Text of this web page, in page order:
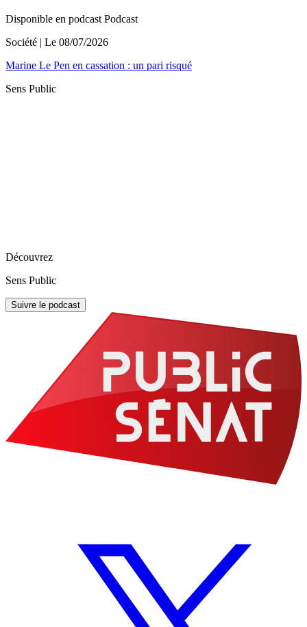
Disponible en podcast Podcast
Société | Le 08/07/2026
Marine Le Pen en cassation : un pari risqué
Sens Public
Découvrez
Sens Public
Suivre le podcast